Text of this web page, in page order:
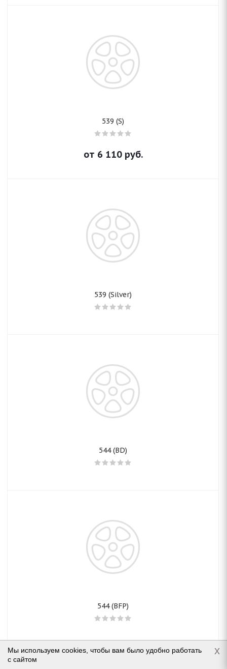
539 (S)
от 6 110руб.
539 (Silver)
544 (BD)
544 (BFP)
Мы используем cookies, чтобы вам было удобно работать
с сайтом
x